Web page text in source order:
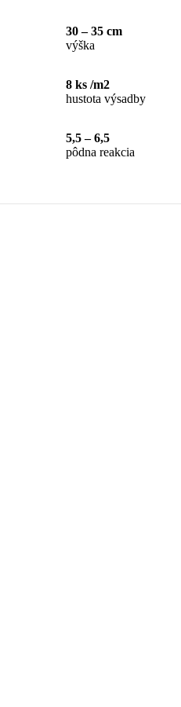
30 – 35 cm
výška
8 ks /m2
hustota výsadby
5,5 – 6,5
pôdna reakcia